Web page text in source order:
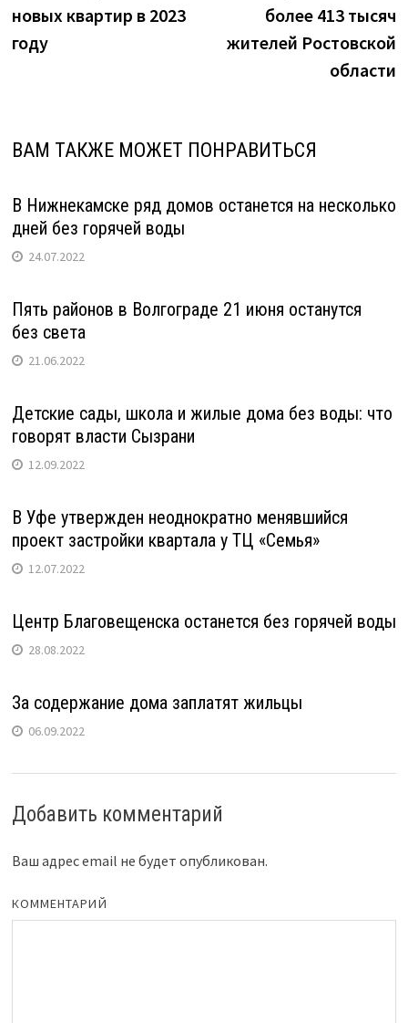
новых квартир в 2023
году
более 413 тысяч
жителей Ростовской
области
ВАМ ТАКЖЕ МОЖЕТ ПОНРАВИТЬСЯ
В Нижнекамске ряд домов останется на несколько
дней без горячей воды
24.07.2022
Пять районов в Волгограде 21 июня останутся
без света
21.06.2022
Детские сады, школа и жилые дома без воды: что
говорят власти Сызрани
12.09.2022
В Уфе утвержден неоднократно менявшийся
проект застройки квартала у ТЦ «Семья»
12.07.2022
Центр Благовещенска останется без горячей воды
28.08.2022
За содержание дома заплатят жильцы
06.09.2022
Добавить комментарий
Ваш адрес email не будет опубликован.
КОММЕНТАРИЙ